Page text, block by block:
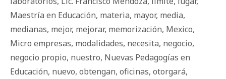
Maestría en Educación, materia, mayor, media,
medianas, mejor, mejorar, memorización, Mexico,
Micro empresas, modalidades, necesita, negocio,
negocio propio, nuestro, Nuevas Pedagogías en
Educación, nuevo, obtengan, oficinas, otorgará,